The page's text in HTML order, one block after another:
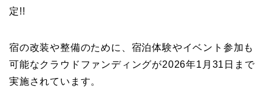
定!!
宿の改装や整備のために、宿泊体験やイベント参加も
可能なクラウドファンディングが2026年1月31日まで
実施されています。